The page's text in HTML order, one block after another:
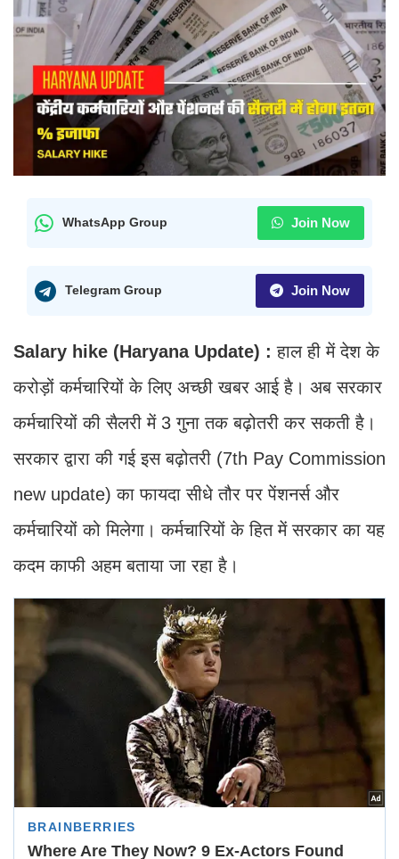
WhatsApp Group Join Now
Telegram Group Join Now
Salary hike (Haryana Update) :हाल ही में देश के
करोड़ों कर्मचारियों के लिए अच्छी खबर आई है। अब सरकार
कर्मचारियों की सैलरी में 3 गुना तक बढ़ोतरी कर सकती है।
सरकार द्वारा की गई इस बढ़ोतरी (7th Pay Commission
new update) का फायदा सीधे तौर पर पेंशनर्स और
कर्मचारियों को मिलेगा। कर्मचारियों के हित में सरकार का यह
कदम काफी अहम बताया जा रहा है।